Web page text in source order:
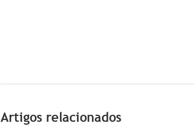
Artigos relacionados